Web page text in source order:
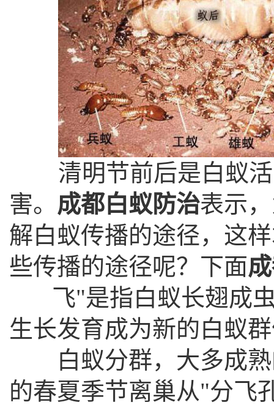
清明节前后是白蚁活
害。 成都白蚁防治表示
解白蚁传播的途径，这
些传播的途径呢？下面
飞"是指白蚁长翅成虫
生长发育成为新的白蚁
白蚁分群，大多成熟
的春夏季节离巢从"分飞